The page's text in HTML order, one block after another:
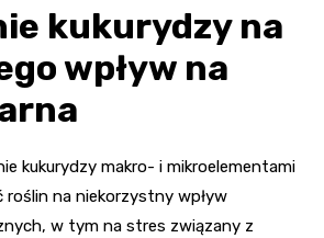
kukurydzy na
wpływ na
kukurydzy makro- i mikroelementami
roślin na niekorzystny wpływ
w tym na stres związany z